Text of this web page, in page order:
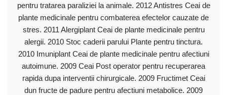
pentru tratarea paraliziei la animale. 2012 Antistres Ceai de
plante medicinale pentru combaterea efectelor cauzate de
stres. 2011 Alergiplant Ceai de plante medicinale pentru
alergii. 2010 Stoc caderii parului Plante pentru tinctura.
2010 Imuniplant Ceai de plante medicinale pentru afectiuni
autoimune. 2009 Ceai Post operator pentru recuperarea
rapida dupa interventii chirurgicale. 2009 Fructimet Ceai
dun fructe de padure pentru afectiuni metabolice. 2009